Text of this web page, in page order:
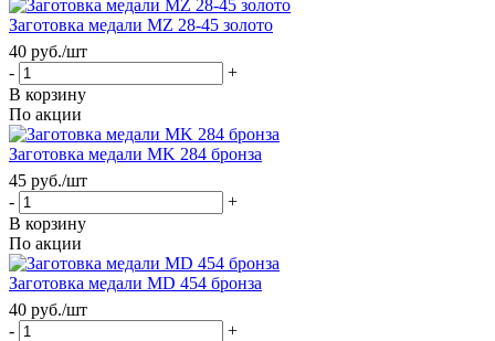
Заготовка медали MZ 28-45 золото
40 руб./шт
-
+
В корзину
По акции
Заготовка медали MK 284 бронза
45 руб./шт
-
+
В корзину
По акции
Заготовка медали MD 454 бронза
40 руб./шт
-
+